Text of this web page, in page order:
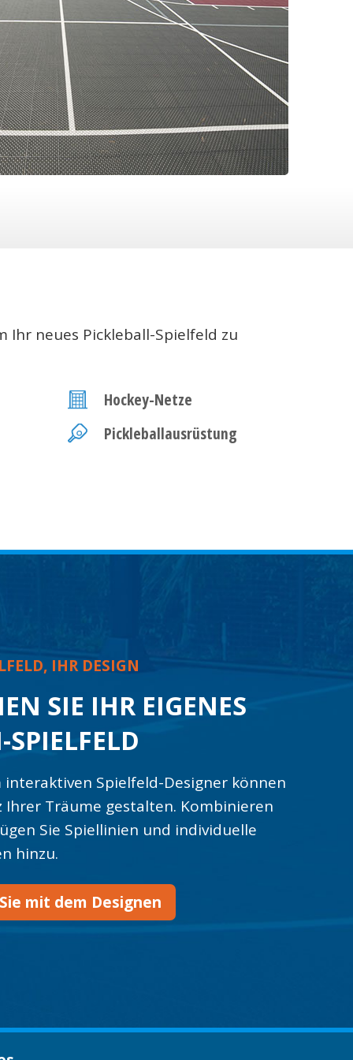
Ihr neues Pickleball-Spielfeld zu
Hockey-Netze
Pickleballausrüstung
IHR DESIGN
SIE IHR EIGENES
Spielfeld-Designer können
Ihrer Träume gestalten. Kombinieren
Sie Spiellinien und individuelle
hinzu.
mit dem Designen